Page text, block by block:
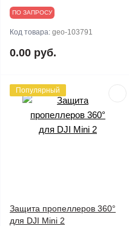
ПО ЗАПРОСУ
Код товара: geo-103791
0.00 руб.
Популярный
Защита пропеллеров 360°
для DJI Mini 2